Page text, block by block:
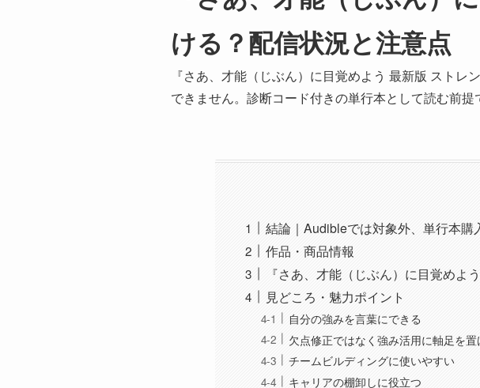
ける？配信状況と注意点
『さあ、才能（じぶん）に目覚めよう 最新版 スト
できません。診断コード付きの単行本として読む前
結論｜Audibleでは対象外、単行本購
作品・商品情報
『さあ、才能（じぶん）に目覚めよ
見どころ・魅力ポイント
自分の強みを言葉にできる
欠点修正ではなく強み活用に軸足を置
チームビルディングに使いやすい
キャリアの棚卸しに役立つ